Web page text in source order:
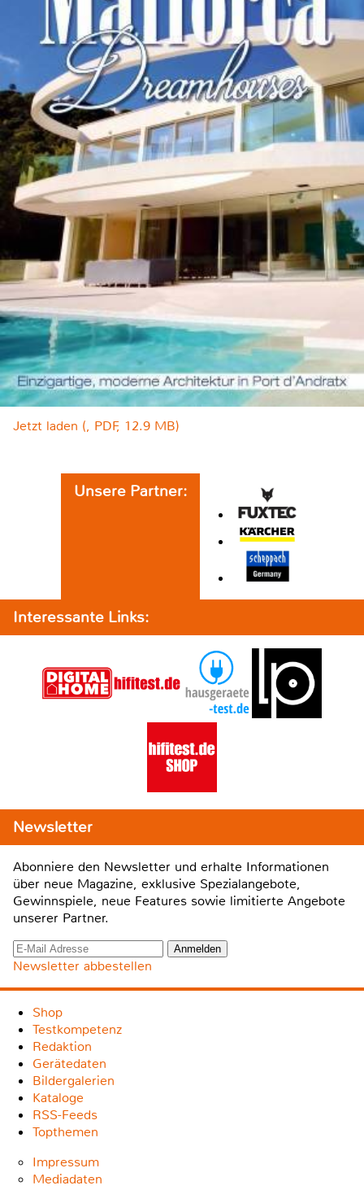
Jetzt laden (, PDF, 12.9 MB)
Unsere Partner:
Interessante Links:
Newsletter
Abonniere den Newsletter und erhalte Informationen
über neue Magazine, exklusive Spezialangebote,
Gewinnspiele, neue Features sowie limitierte Angebote
unserer Partner.
Newsletter abbestellen
Shop
Testkompetenz
Redaktion
Gerätedaten
Bildergalerien
Kataloge
RSS-Feeds
Topthemen
Impressum
Mediadaten